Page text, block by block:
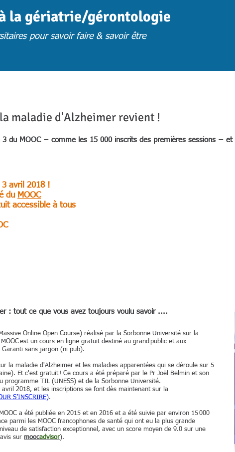
la gériatrie/gérontologie
pour savoir faire & savoir être
maladie d'Alzheimer revient !
3 du MOOC − comme les 15 000 inscrits des premières sessions − et
3 avril 2018 !
du MOOC
accessible à tous
: tout ce que vous avez toujours voulu savoir ....
Online Open Course) réalisé par la Sorbonne Université sur la
est un cours en ligne gratuit destiné au grand public et aux
sans jargon (ni pub).
la maladie d'Alzheimer et les maladies apparentées qui se déroule sur 5
Et c'est gratuit ! Ce cours a été préparé par le Pr Joël Belmin et son
programme TIL (UNESS) et de la Sorbonne Université.
avril 2018, et les inscriptions se font dès maintenant sur la
S’INSCRIRE).
a été publiée en 2015 et en 2016 et a été suivie par environ 15 000
parmi les MOOC francophones de santé qui ont eu la plus grande
de satisfaction exceptionnel, avec un score moyen de 9.0 sur une
sur moocadvisor).